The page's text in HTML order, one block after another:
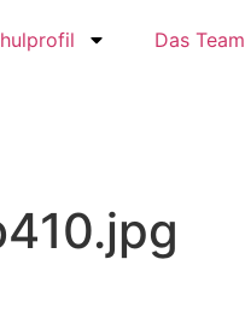
Das Team